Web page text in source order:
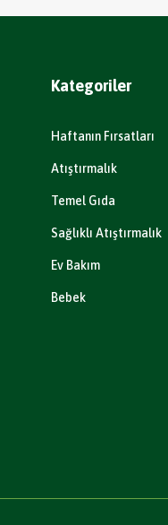
Kategoriler
Haftanın Fırsatları
Atıştırmalık
Temel Gıda
Sağlıklı Atıştırmalık
Ev Bakım
Bebek